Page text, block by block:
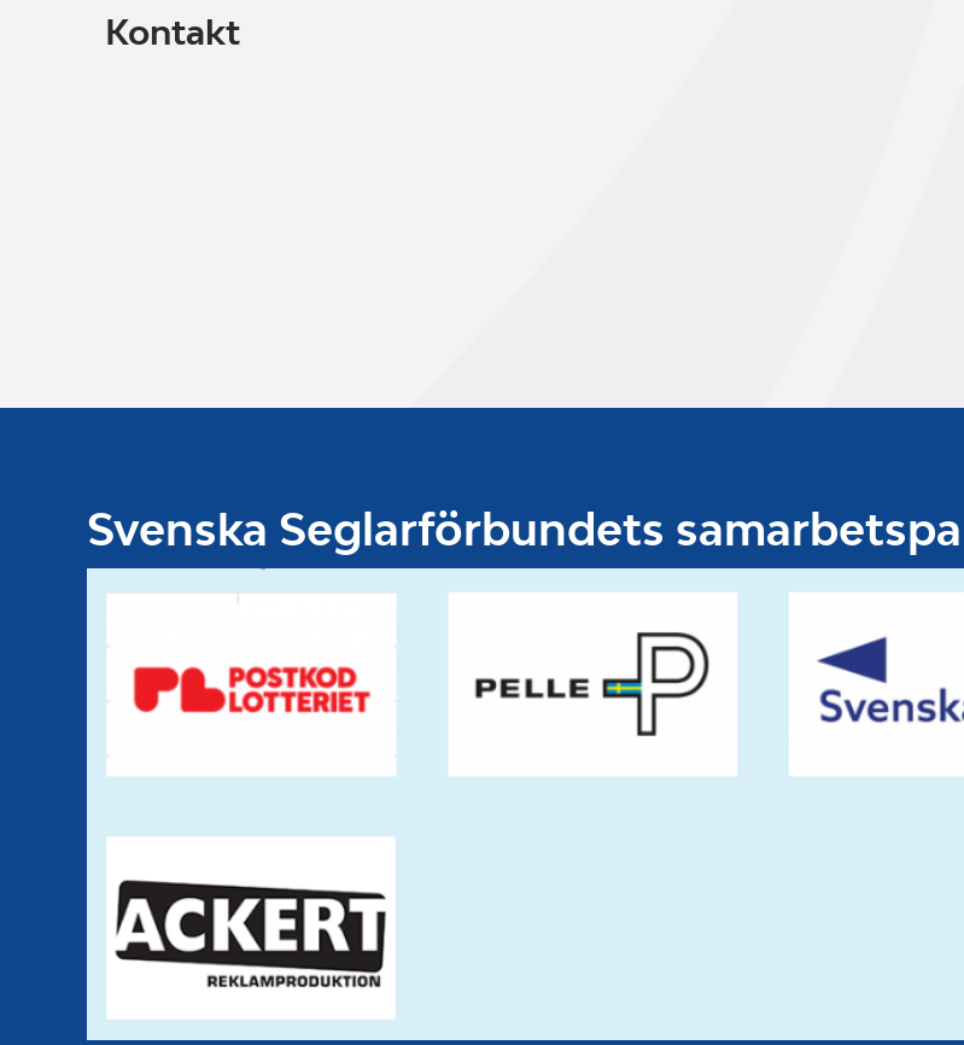
Kontakt
Svenska Seglarförbundets